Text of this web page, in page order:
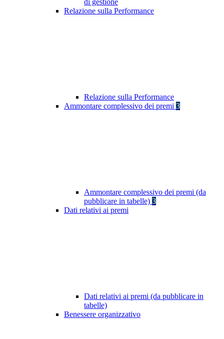
di gestione
Relazione sulla Performance
Relazione sulla Performance
Ammontare complessivo dei premi 3
Ammontare complessivo dei premi (da
pubblicare in tabelle) 3
Dati relativi ai premi
Dati relativi ai premi (da pubblicare in
tabelle)
Benessere organizzativo